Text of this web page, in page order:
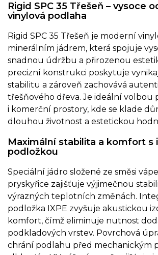
Rigid SPC 35 Třešeň – vysoce
vinylová podlaha
Rigid SPC 35 Třešeň je moderní
minerálním jádrem, která spojuje
snadnou údržbu a přirozenou
precizní konstrukci poskytuje
stabilitu a zároveň zachovává
třešňového dřeva. Je ideální volbou
i komerční prostory, kde se klade
dlouhou životnost a estetickou
Maximální stabilita a komfort s
podložkou
Speciální jádro složené ze směsi
pryskyřice zajišťuje výjimečnou
výrazných teplotních změnách.
podložka IXPE zvyšuje akustickou
komfort, čímž eliminuje nutnost
podkladových vrstev. Povrchová
chrání podlahu před mechanickým